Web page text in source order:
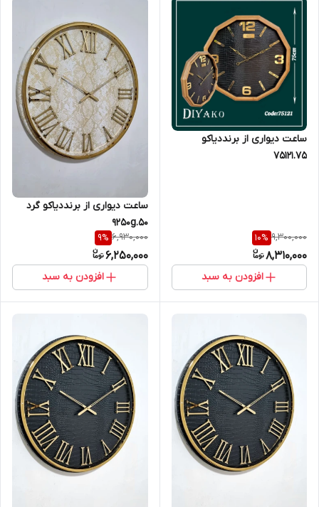
ساعت دیواری از برنددیاکو
75121.75
9,300,000
10%
8,310,000
افزودن به سبد
ساعت دیواری از برنددیاکو گرد
9250g.50
6,930,000
9%
6,250,000
افزودن به سبد